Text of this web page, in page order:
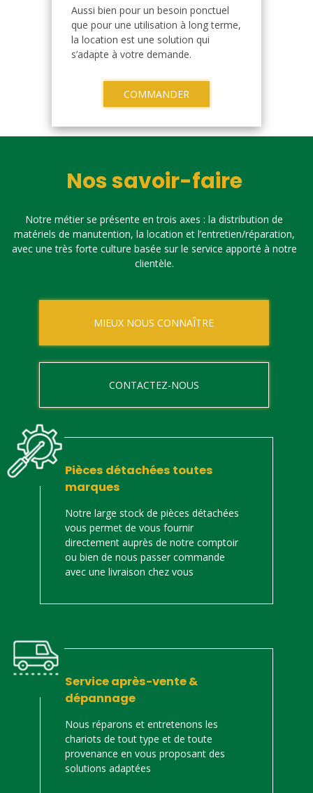
Aussi bien pour un besoin ponctuel
que pour une utilisation à long terme,
la location est une solution qui
s’adapte à votre demande.
COMMANDER
Nos savoir-faire
Notre métier se présente en trois axes : la distribution de
matériels de manutention, la location et l’entretien/réparation,
avec une très forte culture basée sur le service apporté à notre
clientèle.
MIEUX NOUS CONNAÎTRE
CONTACTEZ-NOUS
Pièces détachées toutes
marques
Notre large stock de pièces détachées
vous permet de vous fournir
directement auprès de notre comptoir
ou bien de nous passer commande
avec une livraison chez vous
Service après-vente &
dépannage
Nous réparons et entretenons les
chariots de tout type et de toute
provenance en vous proposant des
solutions adaptées